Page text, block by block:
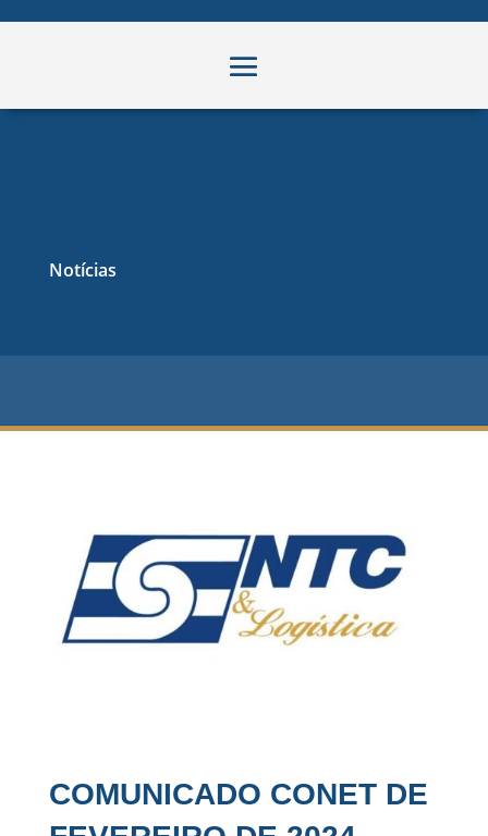
Notícias
COMUNICADO CONET DE